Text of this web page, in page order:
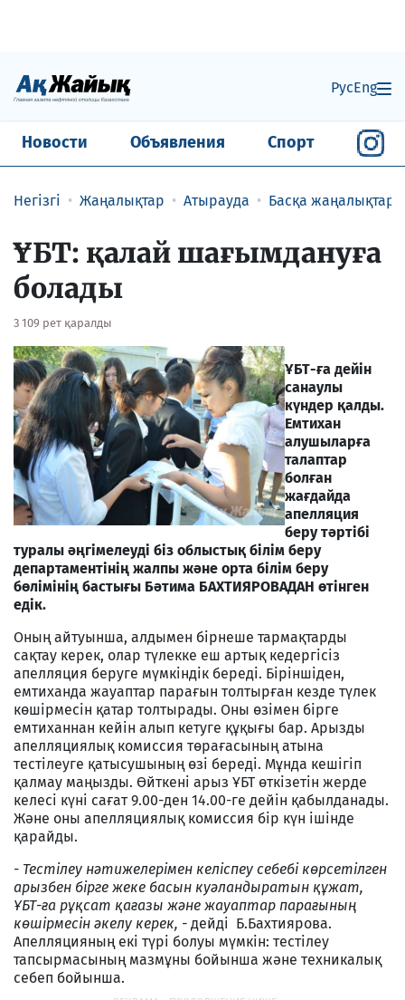
РусEng
Новости Объявления Спорт
Негізгі Жаңалықтар Атырауда Басқа жаңалықтар
ҰБТ: қалай шағымдануға
болады
3 109 рет қаралды
ҰБТ-ға дейін
санаулы
күндер қалды.
Емтихан
алушыларға
талаптар
болған
жағдайда
апелляция
беру тәртібі
туралы әңгімелеуді біз облыстық білім беру
департаментінің жалпы және орта білім беру
бөлімінің бастығы Бәтима БАХТИЯРОВАДАН өтінген
едік.
Оның айтуынша, алдымен бірнеше тармақтарды
сақтау керек, олар түлекке еш артық кедергісіз
апелляция беруге мүмкіндік береді. Біріншіден,
емтиханда жауаптар парағын толтырған кезде түлек
көшірмесін қатар толтырады. Оны өзімен бірге
емтиханнан кейін алып кетуге құқығы бар. Арызды
апелляциялық комиссия төрағасының атына
тестілеуге қатысушының өзі береді. Мұнда кешігіп
қалмау маңызды. Өйткені арыз ҰБТ өткізетін жерде
келесі күні сағат 9.00-ден 14.00-ге дейін қабылданады.
Және оны апелляциялық комиссия бір күн ішінде
қарайды.
- Тестілеу нәтижелерімен келіспеу себебі көрсетілген
арызбен бірге жеке басын куәландыратын құжат,
ҰБТ-ға рұқсат қағазы және жауаптар парағының
көшірмесін әкелу керек, - дейді Б.Бахтиярова.
Апелляцияның екі түрі болуы мүмкін: тестілеу
тапсырмасының мазмұны бойынша және техникалық
себеп бойынша.